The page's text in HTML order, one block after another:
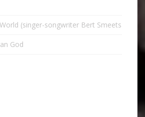
(singer-songwriter Bert Smeets
God